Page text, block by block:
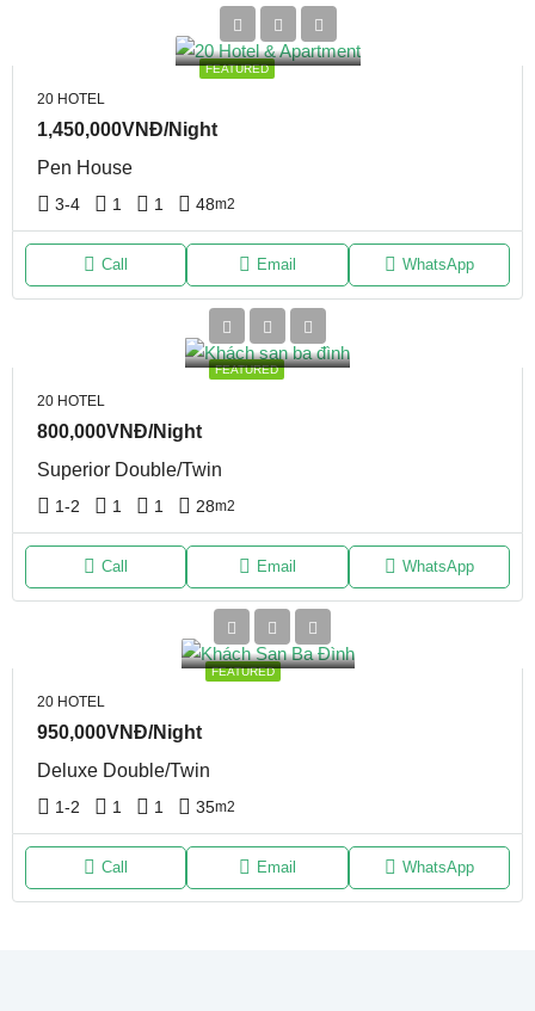
FEATURED
20 HOTEL
1,450,000VNĐ/Night
Pen House
3-4 1 1 48m2
Call Email WhatsApp
FEATURED
20 HOTEL
800,000VNĐ/Night
Superior Double/Twin
1-2 1 1 28m2
Call Email WhatsApp
FEATURED
20 HOTEL
950,000VNĐ/Night
Deluxe Double/Twin
1-2 1 1 35m2
Call Email WhatsApp